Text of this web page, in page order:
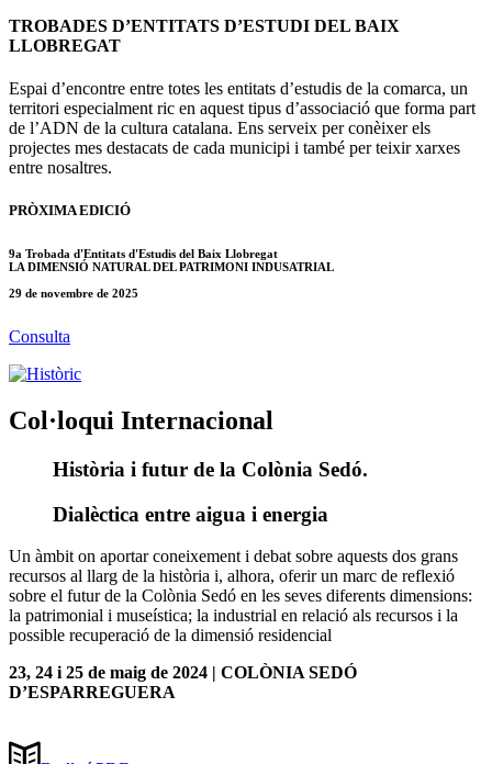
TROBADES D’ENTITATS D’ESTUDI DEL BAIX
LLOBREGAT
Espai d’encontre entre totes les entitats d’estudis de la comarca, un
territori especialment ric en aquest tipus d’associació que forma part
de l’ADN de la cultura catalana. Ens serveix per conèixer els
projectes mes destacats de cada municipi i també per teixir xarxes
entre nosaltres.
PRÒXIMA EDICIÓ
9a Trobada d'Entitats d'Estudis del Baix Llobregat
LA DIMENSIÓ NATURAL DEL PATRIMONI INDUSATRIAL
29 de novembre de 2025
Consulta
Col·loqui Internacional
Història i futur de la Colònia Sedó.
Dialèctica entre aigua i energia
Un àmbit on aportar coneixement i debat sobre aquests dos grans
recursos al llarg de la història i, alhora, oferir un marc de reflexió
sobre el futur de la Colònia Sedó en les seves diferents dimensions:
la patrimonial i museística; la industrial en relació als recursos i la
possible recuperació de la dimensió residencial
23, 24 i 25 de maig de 2024 | COLÒNIA SEDÓ
D’ESPARREGUERA